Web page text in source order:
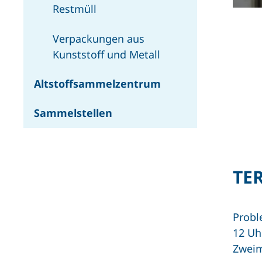
Restmüll
Verpackungen aus
Kunststoff und Metall
Altstoffsammelzentrum
Sammelstellen
12